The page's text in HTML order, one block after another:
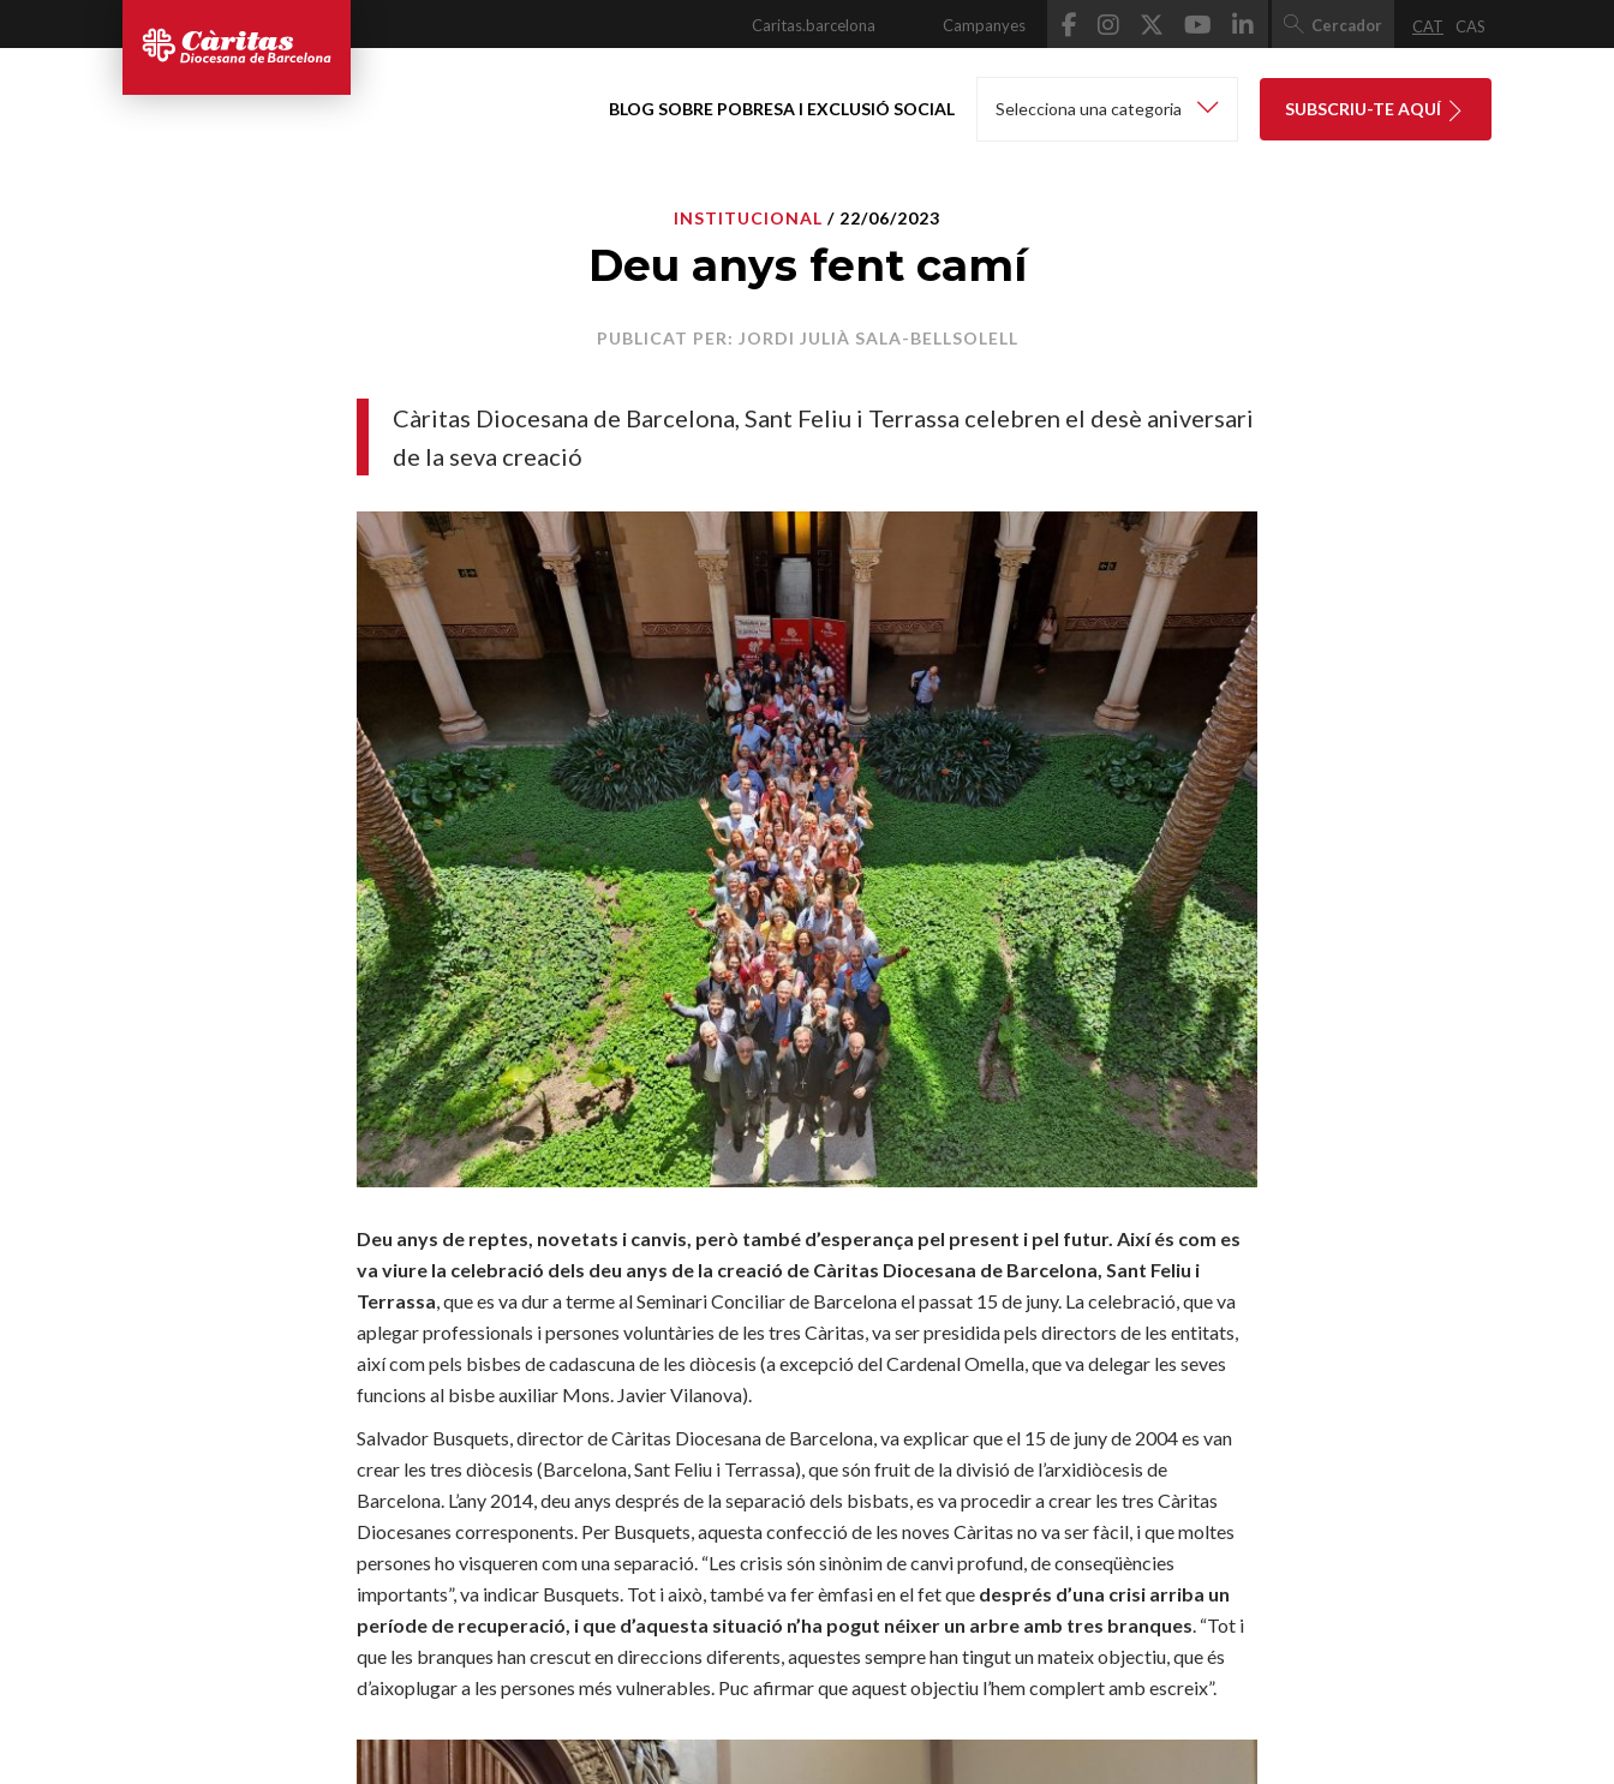
Caritas.barcelona Campanyes Cercador CAT CAS
BLOG SOBRE POBRESA I EXCLUSIÓ SOCIAL Selecciona una categoria SUBSCRIU-TE AQUÍ
INSTITUCIONAL / 22/06/2023
Deu anys fent camí
PUBLICAT PER: JORDI JULIÀ SALA-BELLSOLELL
Càritas Diocesana de Barcelona, Sant Feliu i Terrassa celebren el desè aniversari
de la seva creació
Deu anys de reptes, novetats i canvis, però també d’esperança pel present i pel futur. Així és com es
va viure la celebració dels deu anys de la creació de Càritas Diocesana de Barcelona, Sant Feliu i
Terrassa , que es va dur a terme al Seminari Conciliar de Barcelona el passat 15 de juny. La celebració, que va
aplegar professionals i persones voluntàries de les tres Càritas, va ser presidida pels directors de les entitats,
així com pels bisbes de cadascuna de les diòcesis (a excepció del Cardenal Omella, que va delegar les seves
funcions al bisbe auxiliar Mons. Javier Vilanova).
Salvador Busquets, director de Càritas Diocesana de Barcelona, va explicar que el 15 de juny de 2004 es van
crear les tres diòcesis (Barcelona, Sant Feliu i Terrassa), que són fruit de la divisió de l’arxidiòcesis de
Barcelona. L’any 2014, deu anys després de la separació dels bisbats, es va procedir a crear les tres Càritas
Diocesanes corresponents. Per Busquets, aquesta confecció de les noves Càritas no va ser fàcil, i que moltes
persones ho visqueren com una separació. “Les crisis són sinònim de canvi profund, de conseqüències
importants”, va indicar Busquets. Tot i això, també va fer èmfasi en el fet que després d’una crisi arriba un
període de recuperació, i que d’aquesta situació n’ha pogut néixer un arbre amb tres branques . “Tot i
que les branques han crescut en direccions diferents, aquestes sempre han tingut un mateix objectiu, que és
d’aixoplugar a les persones més vulnerables. Puc afirmar que aquest objectiu l’hem complert amb escreix”.